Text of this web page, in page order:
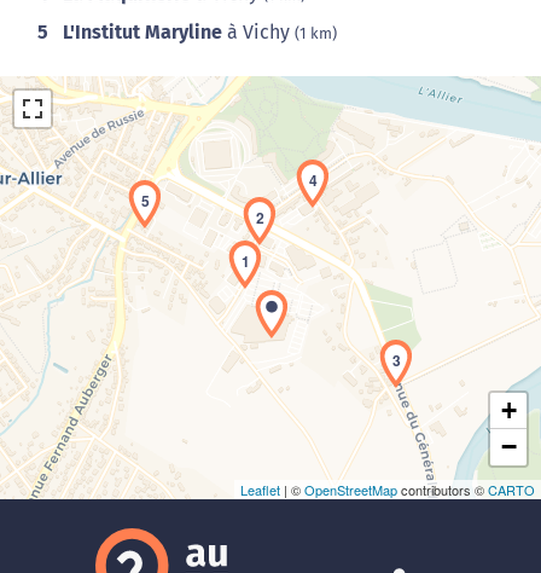
5 L'Institut Maryline à Vichy (1 km)
Chargement de la carte en cours...
1
2
3
4
5
+
−
Leaflet | ©OpenStreetMapcontributors ©CARTO